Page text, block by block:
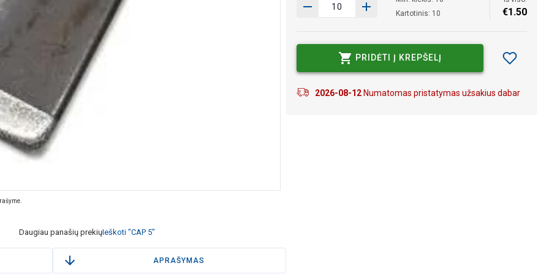
Daugiau panašių prekiųIeškoti "CAP 5"
APRAŠYMAS
Kartotinis: 10
€1.50
PRIDĖTI Į KREPŠELĮ
2026-08-12Numatomas pristatymas užsakius dabar